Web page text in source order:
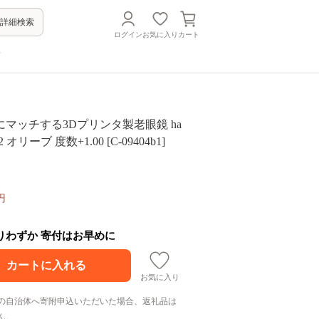
詳細検索
ログインお気に入り カート
マッチする3Dプリンタ製老眼鏡 ha
mmoc HM-R2 オリーブ 度数+1.00 [C-09404b1]
わずか 寄付はお早めに
お気に入り
自治体へ寄附申込いただいた場合、返礼品は